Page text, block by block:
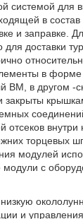
системой для
в
и заправке.
доставки
в форме
ВМ, в другом
закрыты
внутри
торцевых
модулей
модули с
и